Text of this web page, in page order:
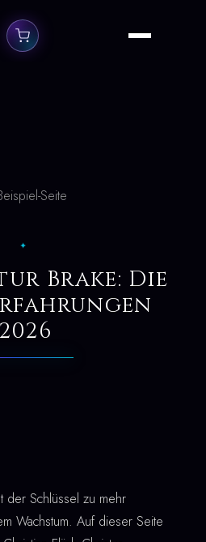
✦
Brake: Die
2026
der Schlüssel zu mehr
Wachstum. Auf dieser Seite